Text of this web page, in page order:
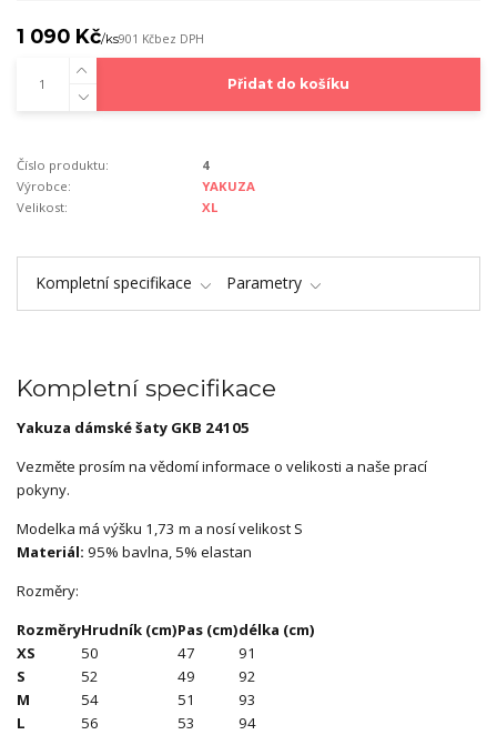
1 090 Kč/ks901 Kčbez DPH
Přidat do košíku
Číslo produktu:
4
Výrobce:
YAKUZA
Velikost:
XL
Kompletní specifikace Parametry
Kompletní specifikace
Yakuza dámské šaty GKB 24105
Vezměte prosím na vědomí informace o velikosti a naše prací
pokyny.
Modelka má výšku 1,73 m a nosí velikost S
Materiál: 95% bavlna, 5% elastan
Rozměry:
RozměryHrudník (cm)Pas (cm)délka (cm)
XS
50 47
91
S
52 49
92
M
54 51
93
L
56 53
94